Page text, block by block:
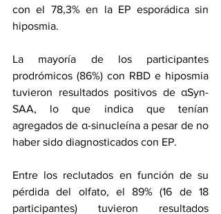
con el 78,3% en la EP esporádica sin
hiposmia.
La mayoría de los participantes
prodrómicos (86%) con RBD e hiposmia
tuvieron resultados positivos de αSyn-
SAA, lo que indica que tenían
agregados de α-sinucleína a pesar de no
haber sido diagnosticados con EP.
Entre los reclutados en función de su
pérdida del olfato, el 89% (16 de 18
participantes) tuvieron resultados